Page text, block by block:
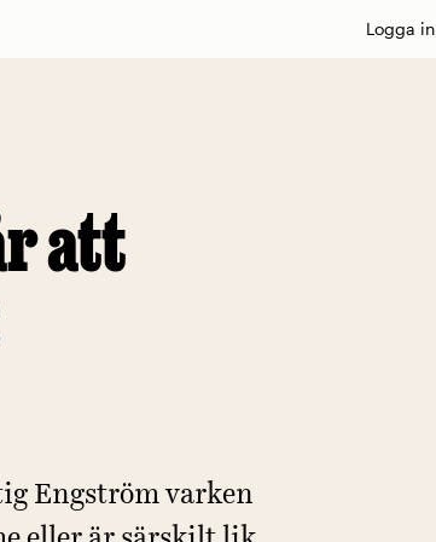
Logga in
att
Engström varken